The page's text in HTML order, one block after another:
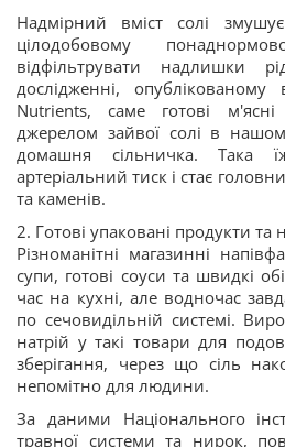
Надмірний вміст солі
цілодобовому
відфільтрувати надлишки
дослідженні,
Nutrients, саме готові
джерелом зайвої солі в
домашня сільничка. Така
артеріальний тиск і стає
та каменів.
2. Готові упаковані продукти та
Різноманітні магазинні
супи, готові соуси та швидкі
час на кухні, але водночас
по сечовидільній системі.
натрій у такі товари для
зберігання, через що сіль
непомітно для людини.
За даними Національного
травної системи та нирок,